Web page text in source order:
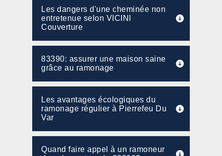
Les dangers d'une cheminée non
entretenue selon VICINI
Couverture
83390: assurer une maison saine
grâce au ramonage
Les avantages écologiques du
ramonage régulier à Pierrefeu Du
Var
Quand faire appel à un ramoneur